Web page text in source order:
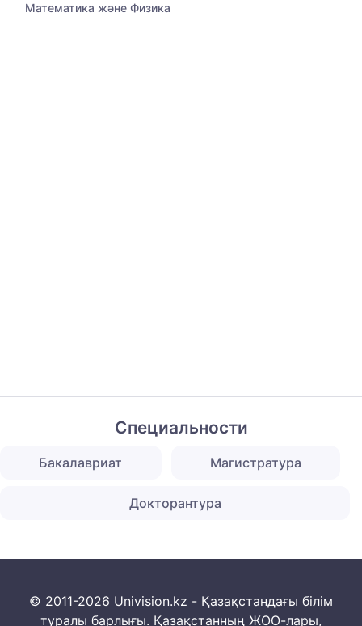
Математика және Физика
Специальности
Бакалавриат Магистратура
Докторантура
© 2011-2026 Univision.kz - Қазақстандағы білім
туралы барлығы. Қазақстанның ЖОО-лары,